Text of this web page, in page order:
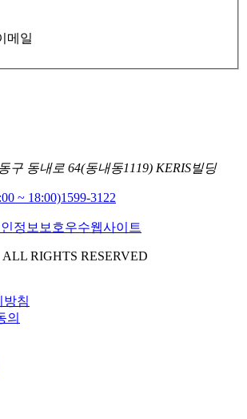
메일
구 동내로 64(동내동1119) KERIS빌딩
~ 18:00)1599-3122
RIGHTS RESERVED
방침
의